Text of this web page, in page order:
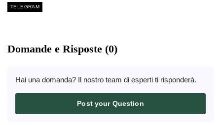
TELEGRAM
Domande e Risposte (0)
Hai una domanda? Il nostro team di esperti ti risponderà.
Post your Question